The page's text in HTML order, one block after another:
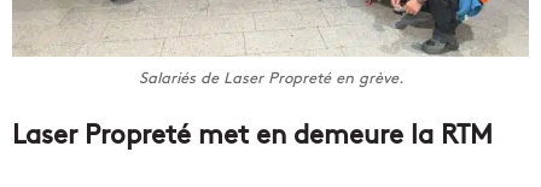
Salariés de Laser Propreté en grève.
Laser Propreté met en demeure la RTM